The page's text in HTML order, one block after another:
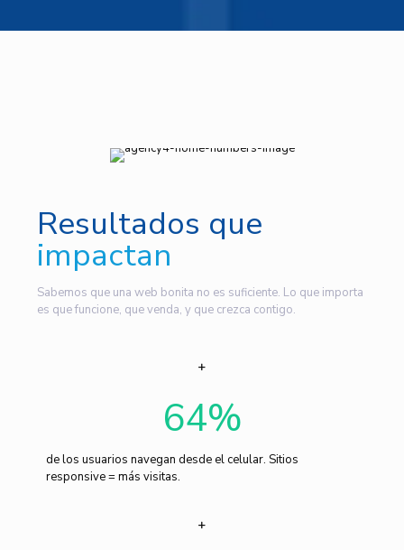
Resultados que
impactan
Sabemos que una web bonita no es suficiente. Lo que importa
es que funcione, que venda, y que crezca contigo.
64%
de los usuarios navegan desde el celular. Sitios
responsive = más visitas.